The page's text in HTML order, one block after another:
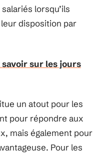
lorsqu’ils
disposition par
sur les jours
un atout pour les
pour répondre aux
mais également pour
Pour les